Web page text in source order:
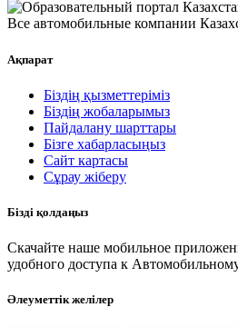
Все автомобильные компании
Ақпарат
Біздің қызметтеріміз
Біздің жобаларымыз
Пайдалану шарттары
Бізге хабарласыңыз
Сайт картасы
Сұрау жіберу
Бізді қолдаңыз
Скачайте наше мобильное
удобного доступа к
Әлеуметтік желілер